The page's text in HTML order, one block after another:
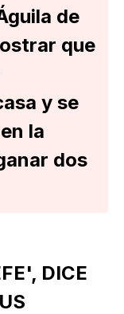
de
que
y se
la
dos
DICE